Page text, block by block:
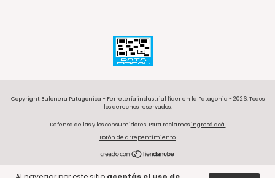
Copyright Bulonera Patagonica - Ferretería industrial líder en la Patagonia - 2026. Todos
los derechos reservados.
Defensa de las y los consumidores. Para reclamos ingresá acá.
Botón de arrepentimiento